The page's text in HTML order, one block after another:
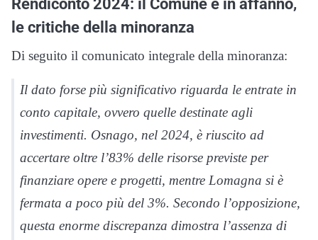
Rendiconto 2024: il Comune è in affanno,
le critiche della minoranza
Di seguito il comunicato integrale della minoranza:
Il dato forse più significativo riguarda le entrate in
conto capitale, ovvero quelle destinate agli
investimenti. Osnago, nel 2024, è riuscito ad
accertare oltre l’83% delle risorse previste per
finanziare opere e progetti, mentre Lomagna si è
fermata a poco più del 3%. Secondo l’opposizione,
questa enorme discrepanza dimostra l’assenza di